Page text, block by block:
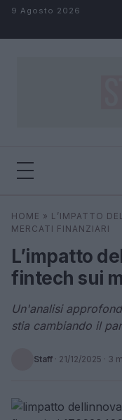
Salta al contenuto
9 Agosto 2026
Cerca
HOME » L’IMPATTO
MERCATI FINANZIARI
L’impatto
fintech sui
Un'analisi
stia cambiando il
Staff · 21/12/2025 · 3